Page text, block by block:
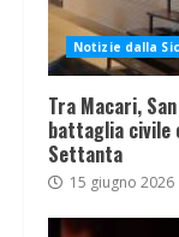
Notizie dalla
Tra Macari,
battaglia civile
Settanta
15 giugno 2026